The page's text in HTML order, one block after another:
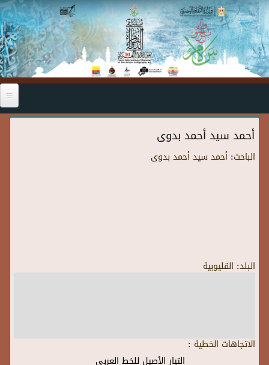
Skip to main content
أحمد سيد أحمد بدوى
الباحث: أحمد سيد أحمد بدوى
البلد: القليوبية
الاتجاهات الخطية :
التيار الأصيل للخط العربي